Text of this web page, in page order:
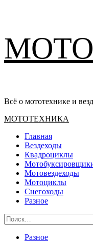
содержимому
Всё о мототехнике и
Основное
МОТОТЕХНИКА
Главная
Вездеходы
Квадроциклы
Мотовездеходы
Мотоциклы
Снегоходы
Разное
Найти:
Разное